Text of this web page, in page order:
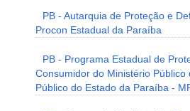
PB - Autarquia de Proteção e
Procon Estadual da Paraíba
PB - Programa Estadual de
Consumidor do Ministério
Público do Estado da Paraíba -